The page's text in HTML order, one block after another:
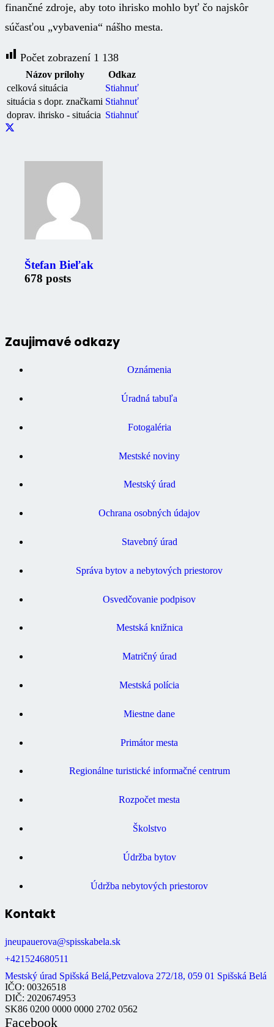
finančné zdroje, aby toto ihrisko mohlo byť čo najskôr
súčasťou „vybavenia“ nášho mesta.
Počet zobrazení 1 138
Názov prílohy
Odkaz
celková situácia
Stiahnuť
situácia s dopr. značkami Stiahnuť
doprav. ihrisko - situácia Stiahnuť
Štefan Bieľak
678 posts
Zaujimavé odkazy
Oznámenia
Úradná tabuľa
Fotogaléria
Mestské noviny
Mestský úrad
Ochrana osobných údajov
Stavebný úrad
Správa bytov a nebytových priestorov
Osvedčovanie podpisov
Mestská knižnica
Matričný úrad
Mestská polícia
Miestne dane
Primátor mesta
Regionálne turistické informačné centrum
Rozpočet mesta
Školstvo
Údržba bytov
Údržba nebytových priestorov
Kontakt
jneupauerova@spisskabela.sk
+421524680511
Mestský úrad Spišská Belá,Petzvalova 272/18, 059 01 Spišská Belá
IČO: 00326518
DIČ: 2020674953
SK86 0200 0000 0000 2702 0562
Facebook